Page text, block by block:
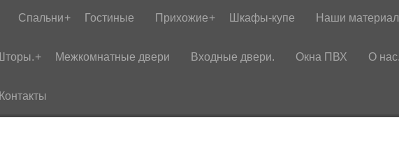
Спальни Гостиные Прихожие Шкафы-купе Наши
Шторы. Межкомнатные двери Входные двери. Окна ПВХ О нас.
Контакты